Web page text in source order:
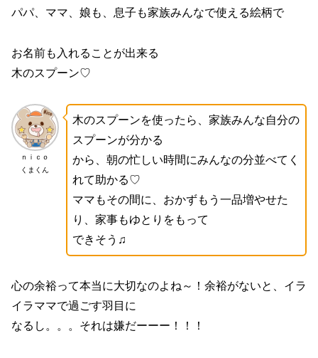
パパ、ママ、娘も、息子も家族みんなで使える絵柄で
お名前も入れることが出来る
木のスプーン♡
ｎｉｃｏ
くまくん
木のスプーンを使ったら、家族みんな自分の
スプーンが分かる
から、朝の忙しい時間にみんなの分並べてく
れて助かる♡
ママもその間に、おかずもう一品増やせた
り、家事もゆとりをもって
できそう♫
心の余裕って本当に大切なのよね～！余裕がないと、イラ
イラママで過ごす羽目に
なるし。。。それは嫌だーーー！！！